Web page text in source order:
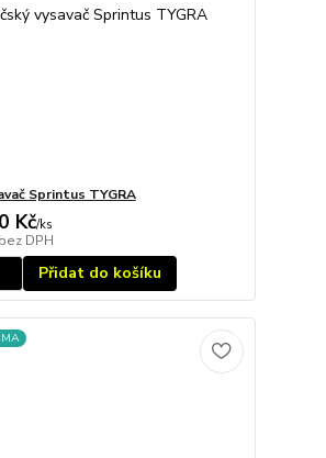
Sprintus TYGRA
Kč/ks
bez DPH
Přidat do košíku